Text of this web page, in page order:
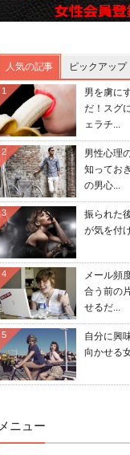
人気の記事 ピックアップ
男を虜に
だ！スグ
ェラチ...
1
男性心理
知ってお
の男心...
2
振られた
が気を付
3
メール頻
合う前の
せるだ...
4
自分に興
向かせる
5
メニュー